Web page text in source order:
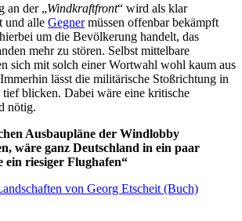
an der „Windkraftfront“ wird als klar
und alle Gegnermüssen offenbar bekämpft
um die Bevölkerung handelt, das
mehr zu stören. Selbst mittelbare
sich mit solch einer Wortwahl wohl kaum aus
lässt die militärische Stoßrichtung in
tief blicken. Dabei wäre eine kritische
nötig.
Ausbaupläne der Windlobby
wäre ganz Deutschland in ein paar
ein riesiger Flughafen“
von Georg Etscheit (Buch)